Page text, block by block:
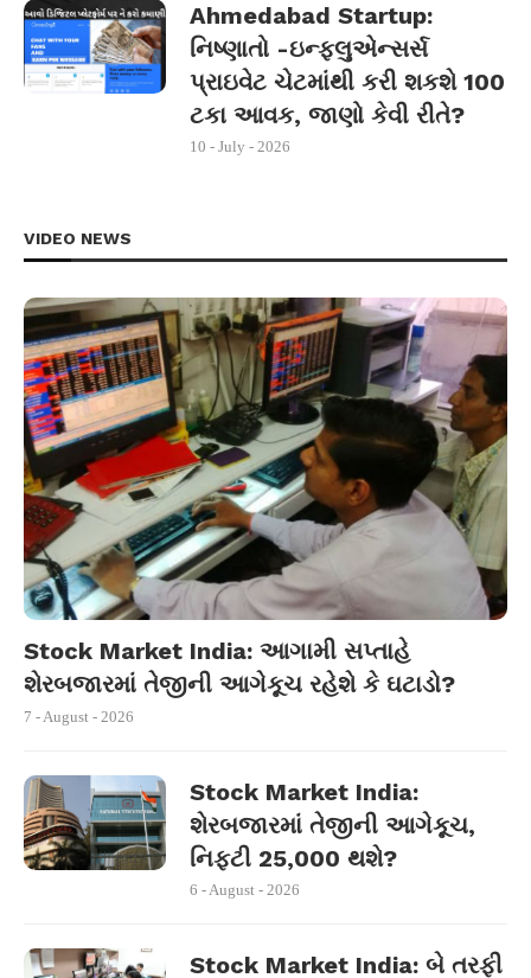
Ahmedabad Startup:
નિષ્ણાતો -ઇન્ફ્લુએન્સર્સ
પ્રાઇવેટ ચેટમાંથી કરી શકશે 100
ટકા આવક, જાણો કેવી રીતે?
10 - July - 2026
VIDEO NEWS
Stock Market India: આગામી સપ્તાહે
શેરબજારમાં તેજીની આગેકૂચ રહેશે કે ઘટાડો?
7 - August - 2026
Stock Market India:
શેરબજારમાં તેજીની આગેકૂચ,
નિફ્ટી 25,000 થશે?
6 - August - 2026
Stock Market India: બે તરફી